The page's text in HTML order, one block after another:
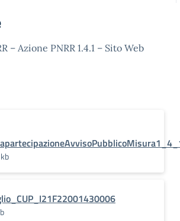
– Azione PNRR 1.4.1 – Sito Web